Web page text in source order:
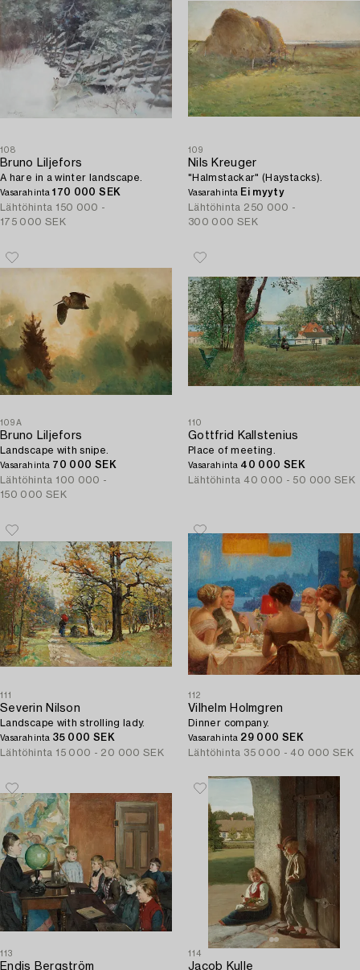
108
Bruno Liljefors
A hare in a winter landscape.
Vasarahinta170 000 SEK
Lähtöhinta 150 000 -
175 000 SEK
109
Nils Kreuger
"Halmstackar" (Haystacks).
Vasarahinta Ei myyty
Lähtöhinta 250 000 -
300 000 SEK
109A
Bruno Liljefors
Landscape with snipe.
Vasarahinta 70 000 SEK
Lähtöhinta 100 000 -
150 000 SEK
110
Gottfrid Kallstenius
Place of meeting.
Vasarahinta 40 000 SEK
Lähtöhinta 40 000 - 50 000 SEK
111
Severin Nilson
Landscape with strolling lady.
Vasarahinta 35 000 SEK
Lähtöhinta 15 000 - 20 000 SEK
112
Vilhelm Holmgren
Dinner company.
Vasarahinta 29 000 SEK
Lähtöhinta 35 000 - 40 000 SEK
113
Endis Bergström
114
Jacob Kulle